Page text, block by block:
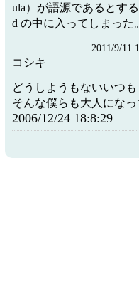
ula）が語源であるとす
d の中に入ってしまった。
2011/9/11
コシキ
どうしようもないいつ
そんな僕らも大人になっ
2006/12/24 18:8:29